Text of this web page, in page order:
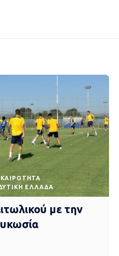
ΕΛΛΆΔΑ
με την